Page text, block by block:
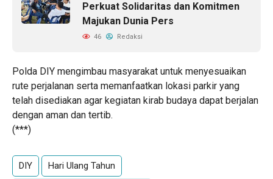
Perkuat Solidaritas dan Komitmen
Majukan Dunia Pers
46 Redaksi
Polda DIY mengimbau masyarakat untuk menyesuaikan
rute perjalanan serta memanfaatkan lokasi parkir yang
telah disediakan agar kegiatan kirab budaya dapat berjalan
dengan aman dan tertib.
(***)
DIY Hari Ulang Tahun